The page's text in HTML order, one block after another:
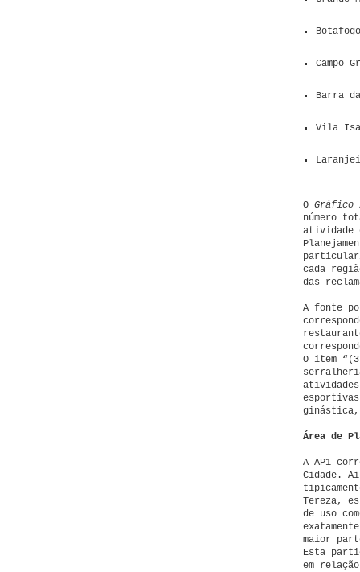
Campo
Barra
Vila
O Gráfico
número
atividade
cada
das
A fonte
O item
Área de
A AP1
Cidade.
Tereza,
de uso
maior
Esta
em